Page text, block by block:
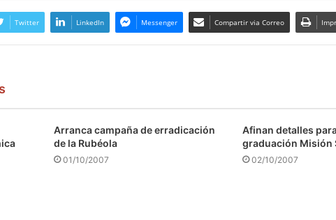
Twitter LinkedIn Messenger Compartir via Correo
Arranca campaña de erradicación
de la Rubéola
01/10/2007
Afinan detalles
graduación Misión
02/10/2007